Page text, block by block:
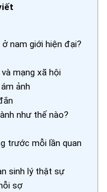
nam giới hiện đại?
mạng xã hội
ảnh
như thế nào?
trước mỗi lần quan
sinh lý thật sự
sợ